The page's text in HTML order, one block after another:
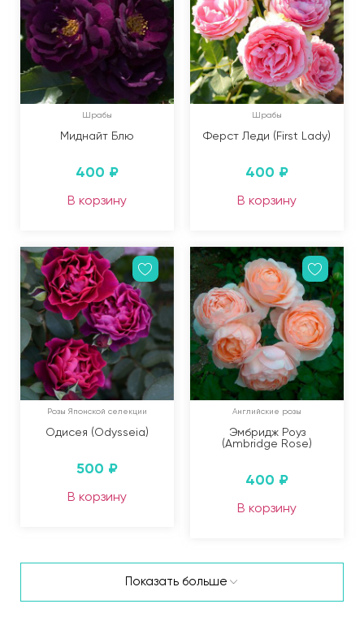
Шрабы
Миднайт Блю
400 ₽
В корзину
Шрабы
Ферст Леди (First Lady)
400 ₽
В корзину
Розы Японской селекции
Одисея (Odysseia)
500 ₽
В корзину
Английские розы
Эмбридж Роуз
(Ambridge Rose)
400 ₽
В корзину
Показать больше